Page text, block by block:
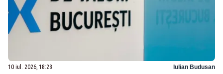
10 iul. 2026, 18:28 Iulian Budusan